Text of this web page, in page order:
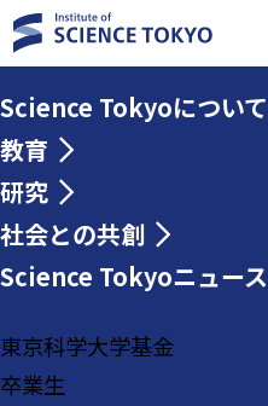
Science Tokyoについて
教育
研究
社会との共創
Science Tokyoニュース
東京科学大学基金
卒業生